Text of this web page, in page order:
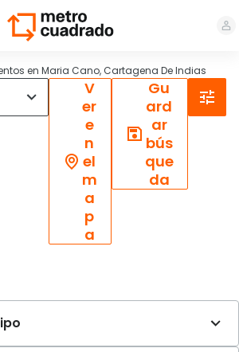
en Maria Cano, Cartagena De Indias
V
er
e
n
el
m
a
p
a
Gu
ard
ar
bús
que
da